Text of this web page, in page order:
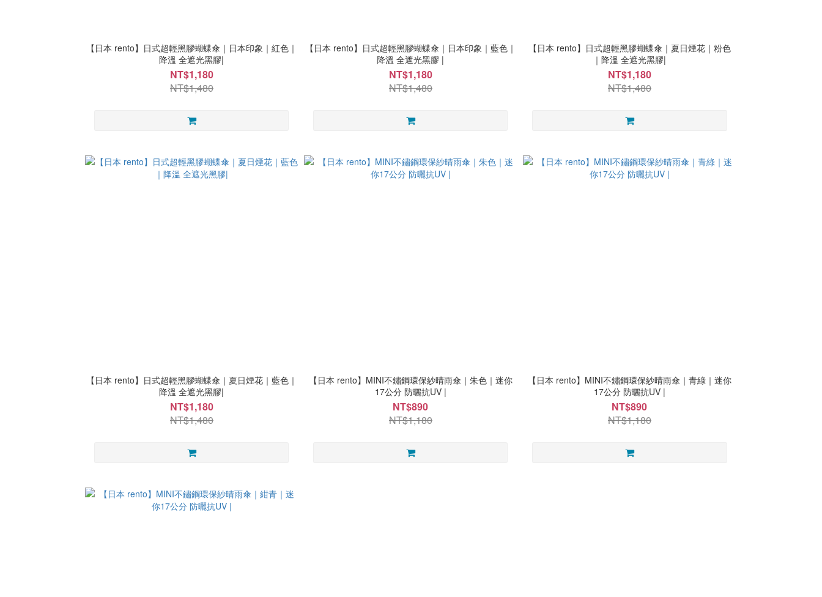
【日本 rento】日式超輕黑膠蝴蝶傘｜日本印象｜紅色｜
降溫 全遮光黑膠|
NT$1,180
NT$1,480
【日本 rento】日式超輕黑膠蝴蝶傘｜日本印象｜藍色｜
降溫 全遮光黑膠 |
NT$1,180
NT$1,480
【日本 rento】日式超輕黑膠蝴蝶傘｜夏日煙花｜粉色
｜降溫 全遮光黑膠|
NT$1,180
NT$1,480
【日本 rento】日式超輕黑膠蝴蝶傘｜夏日煙花｜藍色｜
降溫 全遮光黑膠|
NT$1,180
NT$1,480
【日本 rento】MINI不鏽鋼環保紗晴雨傘｜朱色｜迷你
17公分 防曬抗UV |
NT$890
NT$1,180
【日本 rento】MINI不鏽鋼環保紗晴雨傘｜青綠｜迷你
17公分 防曬抗UV |
NT$890
NT$1,180